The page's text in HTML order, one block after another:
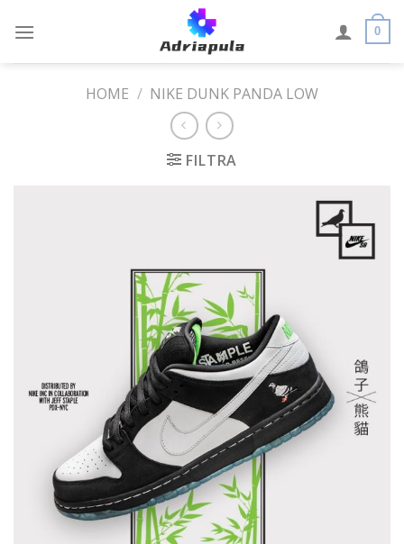
0
HOME / NIKE DUNK PANDA LOW
FILTRA